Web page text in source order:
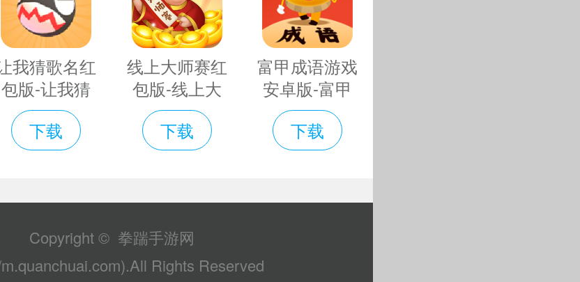
过百战天虫比小鸟先火了一个世纪。
劫破解版特色
的虫子拿着猎枪、地雷、火箭筒等重型武器，
统，让你时刻体会到竞技带给自己的光荣与自
我猜歌名红
包版-让我猜
歌名赚钱游戏
免费下载
v1.0.12领红
下载
线上大师赛红
包版-线上大
师赛赚钱游戏
免费下载
v1.0.0领红包
下载
富甲成语游戏
安卓版-富甲
成语游戏免费
下载v2.101最
新版
下载
Copyright © 拳踹手游网
Rights Reserved